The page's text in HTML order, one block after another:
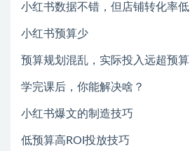
小红书数据不错，但店铺转化率低
小红书预算少
预算规划混乱，实际投入远超预算
学完课后，你能解决啥？
小红书爆文的制造技巧
低预算高ROI投放技巧